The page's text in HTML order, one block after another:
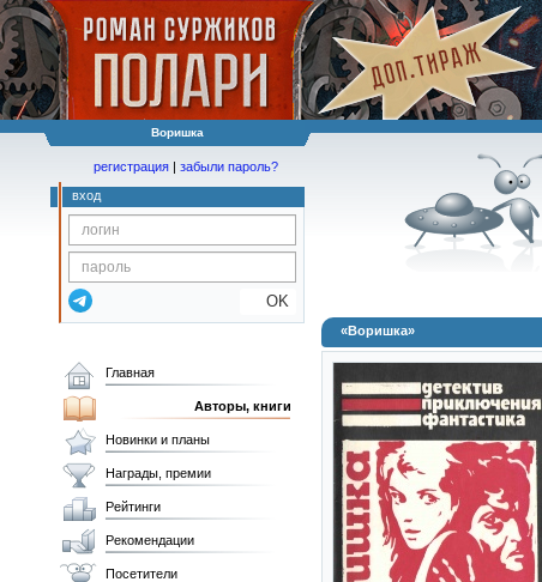
Воришка
регистрация | забыли пароль?
вход
OK
«Воришка»
Главная
Авторы, книги
Новинки и планы
Награды, премии
Рейтинги
Рекомендации
Посетители